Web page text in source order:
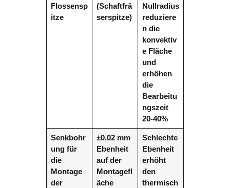
Flossensp
itze
(Schaftfrä
serspitze)
Nullradius
reduziere
n die
konvektiv
e Fläche
und
erhöhen
die
Bearbeitu
ngszeit
20-40%
Senkbohr
ung für
die
Montage
der
±0,02 mm
Ebenheit
auf der
Montagefl
äche
Schlechte
Ebenheit
erhöht
den
thermisch